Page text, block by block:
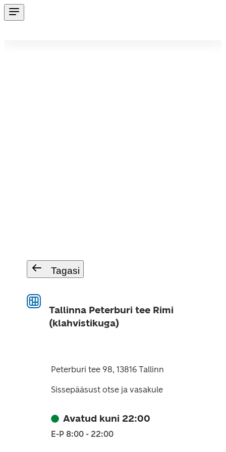
Tagasi
Tallinna Peterburi tee Rimi
(klahvistikuga)
Peterburi tee 98, 13816 Tallinn
Sissepääsust otse ja vasakule
Avatud kuni 22:00
E-P 8:00 - 22:00